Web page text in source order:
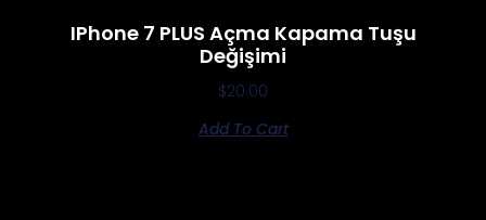
IPhone 7 PLUS Açma Kapama Tuşu
Değişimi
$20.00
Add To Cart